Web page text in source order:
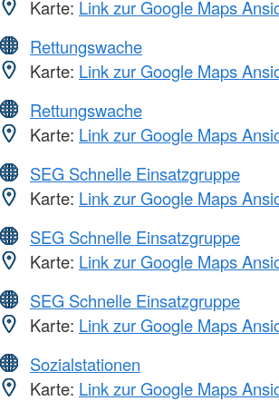
Karte: Link zur Google Maps
Rettungswache
Karte: Link zur Google Maps
Rettungswache
Karte: Link zur Google Maps
SEG Schnelle Einsatzgruppe
Karte: Link zur Google Maps
SEG Schnelle Einsatzgruppe
Karte: Link zur Google Maps
SEG Schnelle Einsatzgruppe
Karte: Link zur Google Maps
Sozialstationen
Karte: Link zur Google Maps